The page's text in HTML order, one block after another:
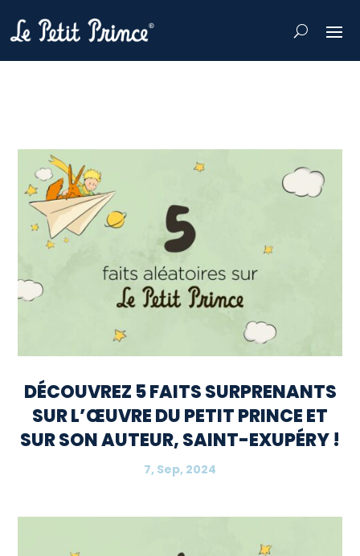
DÉCOUVREZ 5 FAITS SURPRENANTS
SUR L’ŒUVRE DU PETIT PRINCE ET
SUR SON AUTEUR, SAINT-EXUPÉRY !
7, Sep, 2024